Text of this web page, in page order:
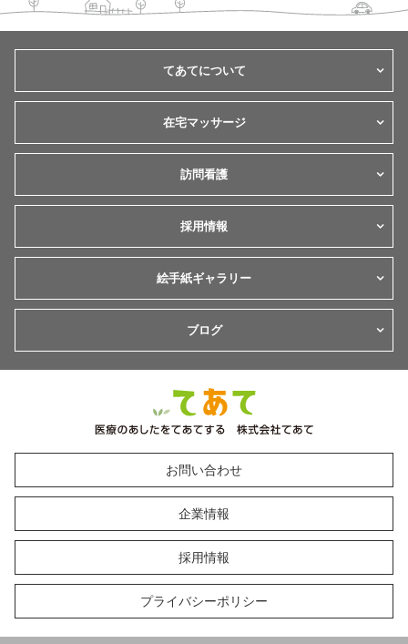
てあてについて
在宅マッサージ
訪問看護
採用情報
絵手紙ギャラリー
ブログ
お問い合わせ
企業情報
採用情報
プライバシーポリシー